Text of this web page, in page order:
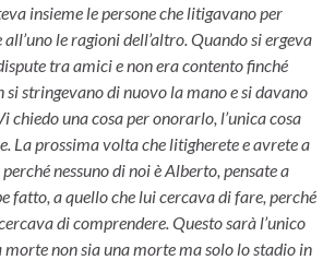
insieme le persone che litigavano per
le ragioni dell’altro. Quando si ergeva
tra amici e non era contento finché
si stringevano di nuovo la mano e si davano
chiedo una cosa per onorarlo, l’unica cosa
La prossima volta che litigherete e avrete a
nessuno di noi è Alberto, pensate a
fatto, a quello che lui cercava di fare, perché
di comprendere. Questo sarà l’unico
morte non sia una morte ma solo lo stadio in